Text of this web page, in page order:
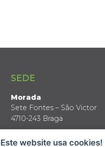
SEDE
Morada
Sete Fontes – São Victor
4710-243 Braga
Este website usa cookies!